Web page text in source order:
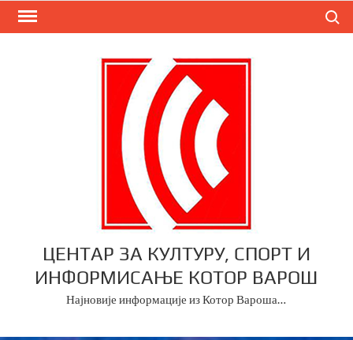
Skip
ЦЕНТАР ЗА КУЛТУРУ, СПОРТ И
ИНФОРМИСАЊЕ КОТОР ВАРОШ
Најновије информације из Котор Вароша…